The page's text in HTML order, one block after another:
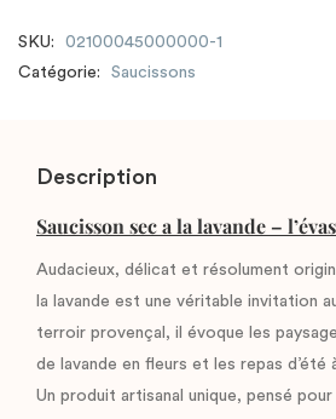
SKU:
02100045000000-1
Catégorie:
Saucissons
Description
Saucisson sec a la lavande –
Audacieux, délicat et résolument
la lavande est une véritable invitation
terroir provençal, il évoque les
de lavande en fleurs et les repas d’été
Un produit artisanal unique, pensé